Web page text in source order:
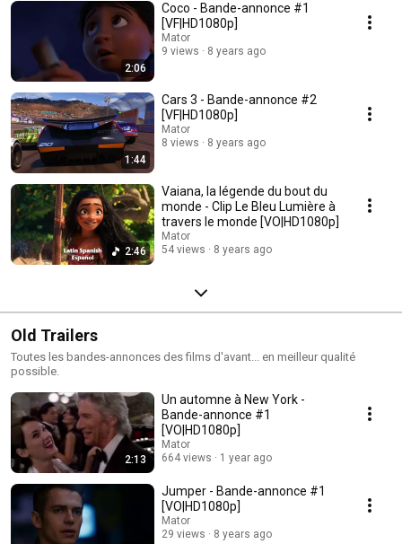
2:06
Coco - Bande-annonce #1
[VF|HD1080p]
Mator
9 views
8 years ago
1:44
Cars 3 - Bande-annonce #2
[VF|HD1080p]
Mator
8 views
8 years ago
2:46
Vaiana, la légende du bout du
monde - Clip Le Bleu Lumière à
travers le monde [VO|HD1080p]
Mator
54 views
8 years ago
Old Trailers
Toutes les bandes-annonces des films d'avant... en meilleur qualité
possible.
2:13
Un automne à New York -
Bande-annonce #1
[VO|HD1080p]
Mator
664 views
1 year ago
Jumper - Bande-annonce #1
[VO|HD1080p]
Mator
29 views
8 years ago